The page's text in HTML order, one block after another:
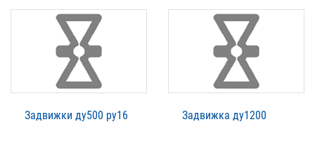
Задвижки ду500 ру16 Задвижка ду1200